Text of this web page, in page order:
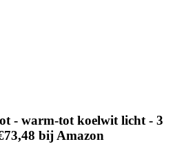
- warm-tot koelwit licht - 3
bij Amazon